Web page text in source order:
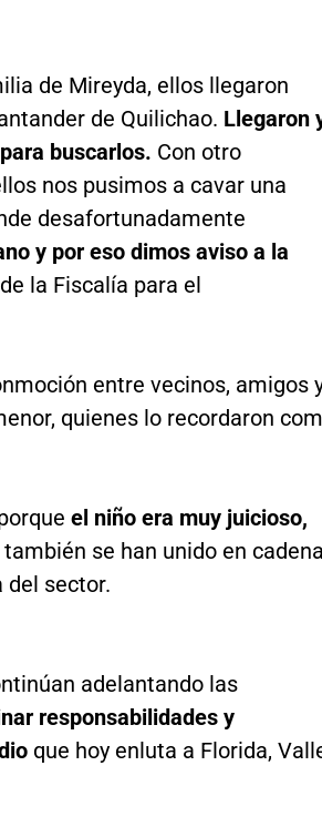
de Mireyda, ellos llegaron
de Quilichao. Llegaron
buscarlos. Con otro
nos pusimos a cavar una
desafortunadamente
y por eso dimos aviso a la
la Fiscalía para el
entre vecinos, amigos
quienes lo recordaron
el niño era muy juicioso,
se han unido en
del sector.
adelantando las
responsabilidades y
que hoy enluta a Florida,